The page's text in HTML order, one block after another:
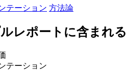
テーション 方法論
レポートに含まれ
テーション